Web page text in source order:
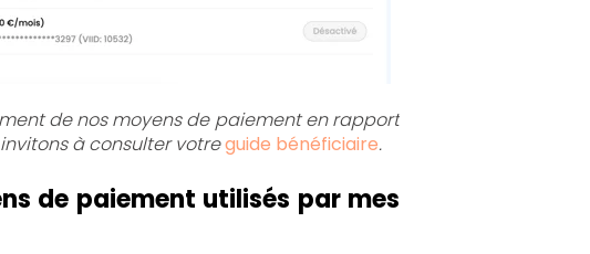
de nos moyens de paiement en rapport
à consulter votreguide bénéficiaire.
de paiement utilisés par mes